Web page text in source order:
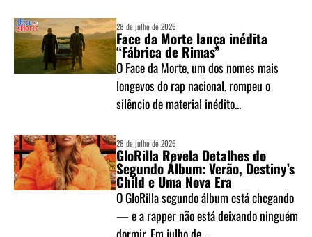
28 de julho de 2026
Face da Morte lança inédita
“Fábrica de Rimas”
O Face da Morte, um dos nomes mais
longevos do rap nacional, rompeu o
silêncio de material inédito...
28 de julho de 2026
GloRilla Revela Detalhes do
Segundo Álbum: Verão, Destiny’s
Child e Uma Nova Era
O GloRilla segundo álbum está chegando
— e a rapper não está deixando ninguém